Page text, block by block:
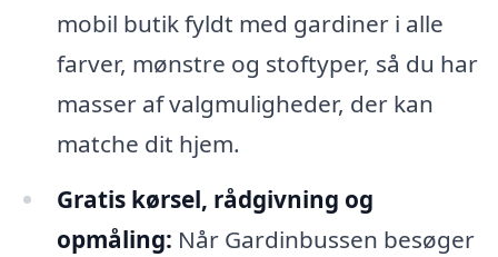
mobil butik fyldt med gardiner i alle
farver, mønstre og stoftyper, så du har
masser af valgmuligheder, der kan
matche dit hjem.
Gratis kørsel, rådgivning og
opmåling: Når Gardinbussen besøger